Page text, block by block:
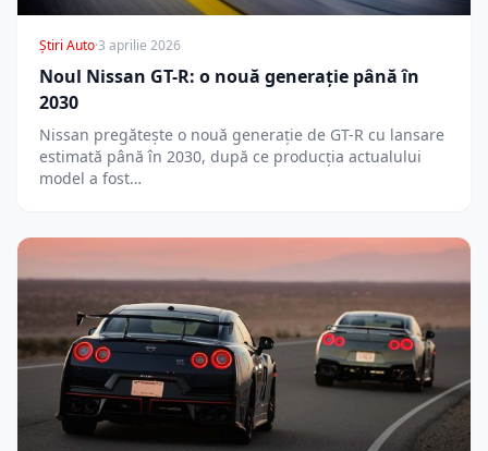
Știri Auto·3 aprilie 2026
Noul Nissan GT-R: o nouă generație până în
2030
Nissan pregătește o nouă generație de GT-R cu lansare
estimată până în 2030, după ce producția actualului
model a fost…